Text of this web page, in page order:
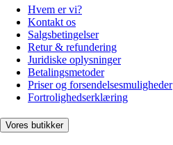
Hvem er vi?
Kontakt os
Salgsbetingelser
Retur & refundering
Juridiske oplysninger
Betalingsmetoder
Priser og forsendelsesmuligheder
Fortrolighedserklæring
Vores butikker